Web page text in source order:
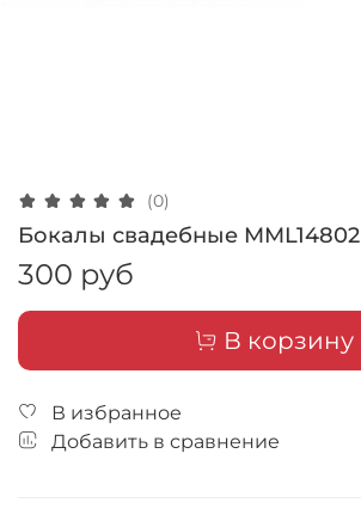
(0)
Бокалы свадебные MML14802
300 руб
В корзину
В избранное
Добавить в сравнение